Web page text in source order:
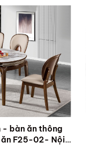
- bàn ăn thông
ăn F25-02- Nội